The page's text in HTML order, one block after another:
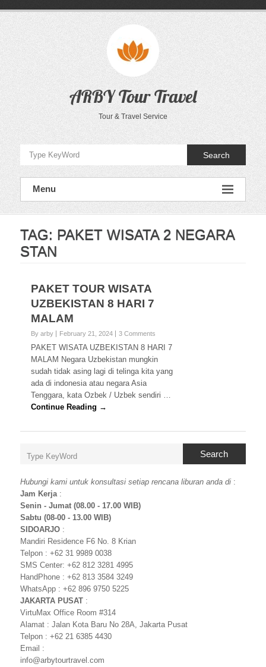
ARBY Tour Travel
Tour & Travel Service
Search
Menu
TAG: PAKET WISATA 2 NEGARA
STAN
PAKET TOUR WISATA
UZBEKISTAN 8 HARI 7
MALAM
By arby February 21, 2024 3 Comments
PAKET WISATA UZBEKISTAN 8 HARI 7
MALAM Negara Uzbekistan mungkin
sudah tidak asing lagi di telinga kita yang
ada di indonesia atau negara Asia
Tenggara, kata Ozbek / Uzbek sendiri …
Continue Reading →
Search
Hubungi kami untuk konsultasi setiap rencana liburan anda di :
Jam Kerja:
Senin - Jumat (08.00 - 17.00 WIB)
Sabtu (08-00 - 13.00 WIB)
SIDOARJO :
Mandiri Residence F6 No. 8 Krian
Telpon : +62 31 9989 0038
SMS Center: +62 812 3281 4995
HandPhone : +62 813 3584 3249
WhatsApp : +62 896 9750 5225
JAKARTA PUSAT :
VirtuMax Office Room #314
Alamat : Jalan Kota Baru No 28A, Jakarta Pusat
Telpon : +62 21 6385 4430
Email :
info@arbytourtravel.com